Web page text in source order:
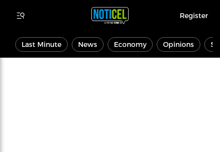
Register
Last Minute News Economy Opinions